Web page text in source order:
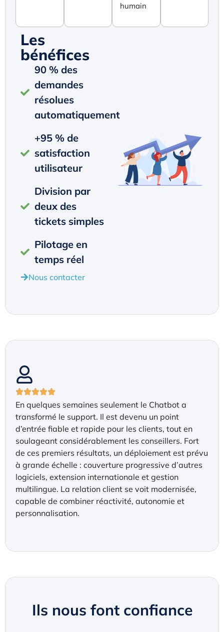
humain
Les
bénéfices
90 % des
demandes
résolues
automatiquement
+95 % de
satisfaction
utilisateur
Division par
deux des
tickets simples
Pilotage en
temps réel
Nous contacter
En quelques semaines seulement le Chatbot a
transformé le support. Il est devenu un point
d’entrée fiable et rapide pour les clients, tout en
soulageant considérablement les conseillers. Fort
de ces premiers résultats, un déploiement est prévu
à grande échelle : couverture progressive d’autres
logiciels, extension internationale et gestion
multilingue. La relation client se voit modernisée,
capable de combiner réactivité, autonomie et
personnalisation.
Ils nous font confiance